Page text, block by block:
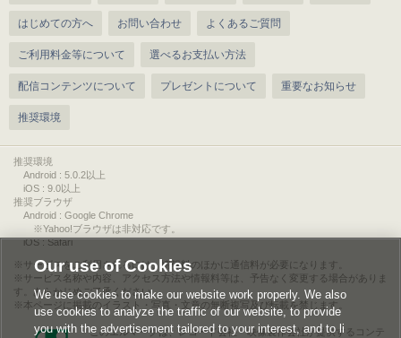
はじめての方へ お問い合わせ よくあるご質問
ご利用料金等について 選べるお支払い方法
配信コンテンツについて プレゼントについて 重要なお知らせ
推奨環境
推奨環境
Android : 5.0.2以上
iOS : 9.0以上
推奨ブラウザ
Android : Google Chrome
※Yahoo!ブラウザは非対応です。
iOS : Safari
サービスをご利用されるには、情報料のほかに通信料が必要になります。
サービス名称や内容、アクセス方法や情報料等は、予告なく変更する場合がありま
す。あらかじめご了承ください。
本ページに掲載のイラスト・写真・文章の無断複写及び転載を禁じます。
このエルマークは、レコード会社・映像製作会社が提供するコンテ
Our use of Cookies
We use cookies to make our website work properly. We also
use cookies to analyze the traffic of our website, to provide
you with the advertisement tailored to your interest, and to li